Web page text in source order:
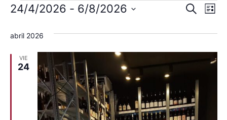
de
vistas
de
Buscar
de
Lista
24/4/2026 - 6/8/2026
fecha.
abril 2026
VIE
24